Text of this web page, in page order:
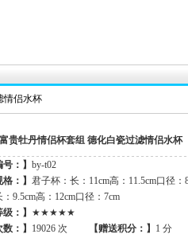
情侣水杯
富贵牡丹情侣杯套组 德化白瓷过滤情侣水杯
：】 by-t02
：】 君子杯：长：11cm高：11.5cm口径：
9.5cm高：12cm口径：7cm
：】
★★★★★
数：】 19026 次 【赠送积分：】
1 分